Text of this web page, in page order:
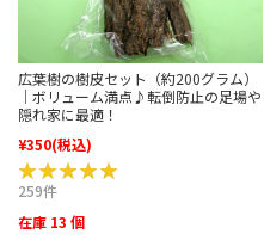
広葉樹の樹皮セット（約200グラム）
｜ボリューム満点♪転倒防止の足場や
隠れ家に最適！
¥350(税込)
★★★★★
★★★★★
259件
在庫 13 個